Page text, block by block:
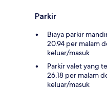
Parkir
Biaya parkir
20.94 per malam
keluar/masuk
Parkir valet yang
26.18 per malam
keluar/masuk